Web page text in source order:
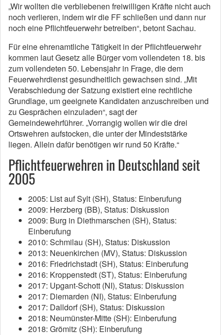
„Wir wollten die verbliebenen freiwilligen Kräfte nicht auch
noch verlieren, indem wir die FF schließen und dann nur
noch eine Pflichtfeuerwehr betreiben“, betont Sachau.
Für eine ehrenamtliche Tätigkeit in der Pflichtfeuerwehr
kommen laut Gesetz alle Bürger vom vollendeten 18. bis
zum vollendeten 50. Lebensjahr in Frage, die dem
Feuerwehrdienst gesundheitlich gewachsen sind. „Mit
Verabschiedung der Satzung existiert eine rechtliche
Grundlage, um geeignete Kandidaten anzuschreiben und
zu Gesprächen einzuladen“, sagt der
Gemeindewehrführer. „Vorrangig wollen wir die drei
Ortswehren aufstocken, die unter der Mindeststärke
liegen. Allein dafür benötigen wir rund 50 Kräfte.“
Pflichtfeuerwehren in Deutschland seit
2005
2005: List auf Sylt (SH), Status: Einberufung
2009: Herzberg (BB), Status: Diskussion
2009: Burg in Diethmarschen (SH), Status:
Einberufung
2010: Schmilau (SH), Status: Diskussion
2013: Neuenkirchen (MV), Status: Diskussion
2016: Friedrichstadt (SH), Status: Einberufung
2016: Kroppenstedt (ST), Status: Einberufung
2017: Upgant-Schott (NI), Status: Diskussion
2017: Diemarden (NI), Status: Einberufung
2017: Dalldorf (SH), Status: Diskussion
2018: Neumünster-Mitte (SH): Einberufung
2018: Grömitz (SH): Einberufung